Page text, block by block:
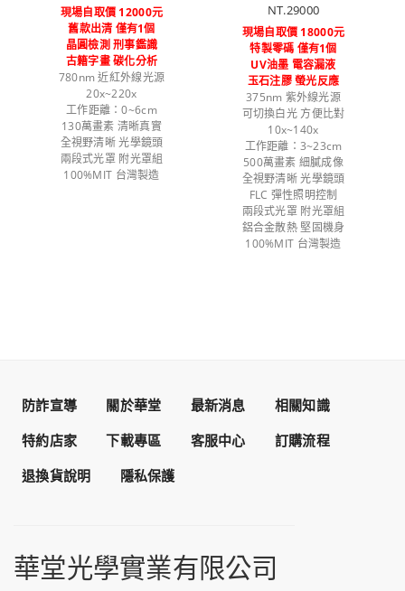
現場自取價 12000元
舊款出清 僅有1個
晶圓檢測 刑事鑑識
古籍字畫 碳化分析
780nm 近紅外線光源
20x~220x
工作距離：0~6cm
130萬畫素 清晰真實
全視野清晰 光學鏡頭
兩段式光罩 附光罩組
100%MIT 台灣製造
NT.29000
現場自取價 18000元
特製零碼 僅有1個
UV油墨 電容漏液
玉石注膠 螢光反應
375nm 紫外線光源
可切換白光 方便比對
10x~140x
工作距離：3~23cm
500萬畫素 細膩成像
全視野清晰 光學鏡頭
FLC 彈性照明控制
兩段式光罩 附光罩組
鋁合金散熱 堅固機身
100%MIT 台灣製造
防詐宣導 關於華堂 最新消息
相關知識
特約店家
下載專區 客服中心
訂購流程
退換貨說明
隱私保護
華堂光學實業有限公司